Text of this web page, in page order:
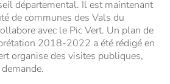
départemental. Il est maintenant
de communes des Vals du
avec le Pic Vert. Un plan de
2018-2022 a été rédigé en
organise des visites publiques,